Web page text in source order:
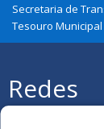
Secretaria de
Tesouro Municipal
Redes
Sociais